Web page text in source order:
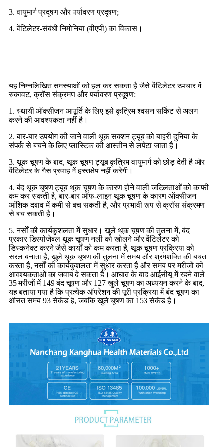
3. वायुमार्ग प्रदूषण और पर्यावरण प्रदूषण;
4. वेंटिलेटर-संबंधी निमोनिया (वीएपी) का विकास।
यह निम्नलिखित समस्याओं को हल कर सकता है जैसे वेंटिलेटर उपचार में
रुकावट, क्रॉस संक्रमण और पर्यावरण प्रदूषण:
1. स्थायी ऑक्सीजन आपूर्ति के लिए इसे कृत्रिम श्वसन सर्किट से अलग
करने की आवश्यकता नहीं है।
2. बार-बार उपयोग की जाने वाली थूक सक्शन ट्यूब को बाहरी दुनिया के
संपर्क से बचने के लिए प्लास्टिक की आस्तीन से लपेटा जाता है।
3. थूक चूषण के बाद, थूक चूषण ट्यूब कृत्रिम वायुमार्ग को छोड़ देती है और
वेंटिलेटर के गैस प्रवाह में हस्तक्षेप नहीं करेगी।
4. बंद थूक चूषण ट्यूब थूक चूषण के कारण होने वाली जटिलताओं को काफी
कम कर सकती है, बार-बार ऑफ-लाइन थूक चूषण के कारण ऑक्सीजन
आंशिक दबाव में कमी से बच सकती है, और प्रभावी रूप से क्रॉस संक्रमण
से बच सकती है।
5. नर्सों की कार्यकुशलता में सुधार। खुले थूक चूषण की तुलना में, बंद
प्रकार डिस्पोजेबल थूक चूषण नली को खोलने और वेंटिलेटर को
डिस्कनेक्ट करने जैसे कार्यों को कम करता है, थूक चूषण प्रक्रिया को
सरल बनाता है, खुले थूक चूषण की तुलना में समय और श्रमशक्ति की बचत
करता है, नर्सों की कार्यकुशलता में सुधार करता है और समय पर मरीजों की
आवश्यकताओं का जवाब दे सकता है। आघात के बाद आईसीयू में रहने वाले
35 मरीजों में 149 बंद चूषण और 127 खुले चूषण का अध्ययन करने के बाद,
यह बताया गया है कि प्रत्येक ऑपरेशन की पूरी प्रक्रिया में बंद चूषण का
औसत समय 93 सेकंड है, जबकि खुले चूषण का 153 सेकंड है।